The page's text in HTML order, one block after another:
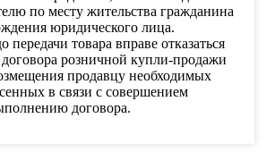
по месту жительства гражданина
юридического лица.
передачи товара вправе отказаться
розничной купли-продажи
продавцу необходимых
в связи с совершением
договора.